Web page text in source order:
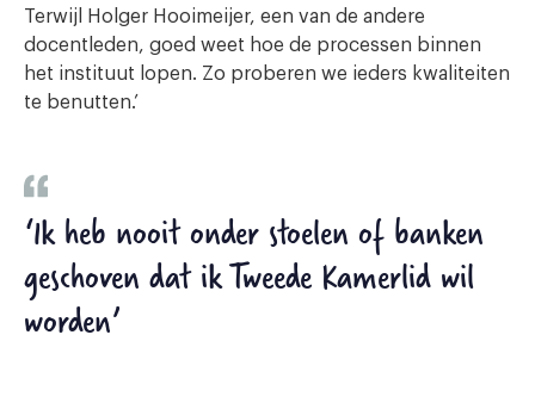
Terwijl Holger Hooimeijer, een van de andere
docentleden, goed weet hoe de processen binnen
het instituut lopen. Zo proberen we ieders kwaliteiten
te benutten.’
‘Ik heb nooit onder stoelen of banken
geschoven dat ik Tweede Kamerlid wil
worden’